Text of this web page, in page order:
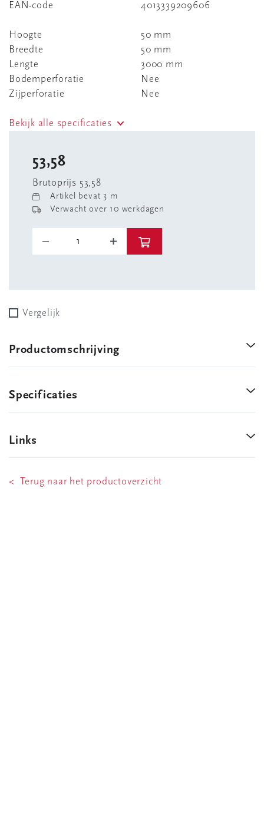
EAN-code
4013339209606
Hoogte
50 mm
Breedte
50 mm
Lengte
3000 mm
Bodemperforatie
Nee
Zijperforatie
Nee
Bekijk alle specificaties
53,58
Brutoprijs 53,58
Artikel bevat 3 m
Verwacht over 10 werkdagen
Vergelijk
Productomschrijving
Specificaties
Links
< Terug naar het productoverzicht